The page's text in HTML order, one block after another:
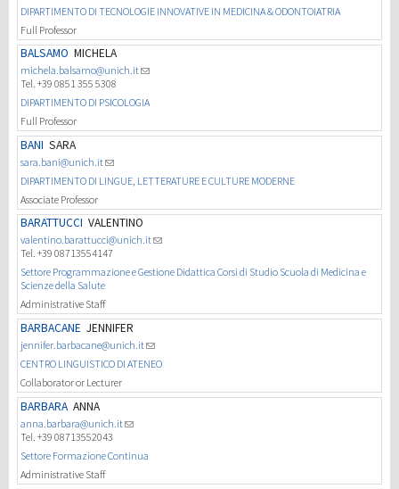
DIPARTIMENTO DI TECNOLOGIE INNOVATIVE IN MEDICINA & ODONTOIATRIA
Full Professor
BALSAMO MICHELA
michela.balsamo@unich.it
Tel. +39 0851 355 5308
DIPARTIMENTO DI PSICOLOGIA
Full Professor
BANI SARA
sara.bani@unich.it
DIPARTIMENTO DI LINGUE, LETTERATURE E CULTURE MODERNE
Associate Professor
BARATTUCCI VALENTINO
valentino.barattucci@unich.it
Tel. +39 08713554147
Settore Programmazione e Gestione Didattica Corsi di Studio Scuola di Medicina e
Scienze della Salute
Administrative Staff
BARBACANE JENNIFER
jennifer.barbacane@unich.it
CENTRO LINGUISTICO DI ATENEO
Collaborator or Lecturer
BARBARA ANNA
anna.barbara@unich.it
Tel. +39 08713552043
Settore Formazione Continua
Administrative Staff